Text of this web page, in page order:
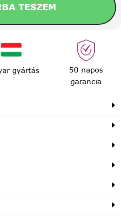
TESZEM
gyártás
50 napos
garancia